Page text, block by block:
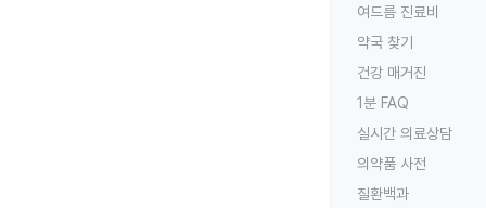
여드름 진료비
약국 찾기
건강 매거진
1분 FAQ
실시간 의료상담
의약품 사전
질환백과